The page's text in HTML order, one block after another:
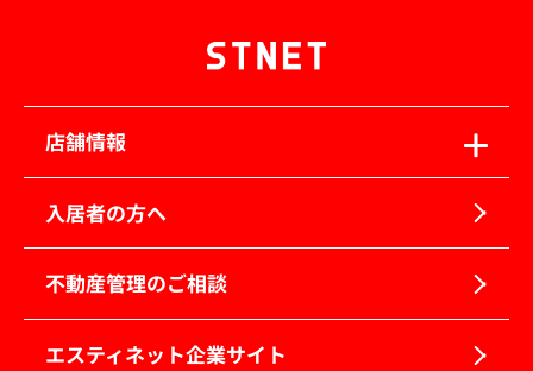
店舗情報
入居者の方へ
不動産管理のご相談
エスティネット企業サイト